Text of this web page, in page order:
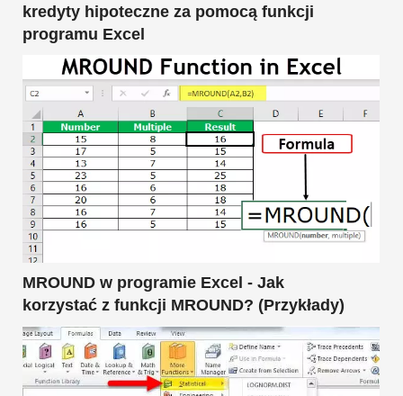
kredyty hipoteczne za pomocą funkcji
programu Excel
MROUND w programie Excel - Jak
korzystać z funkcji MROUND? (Przykłady)